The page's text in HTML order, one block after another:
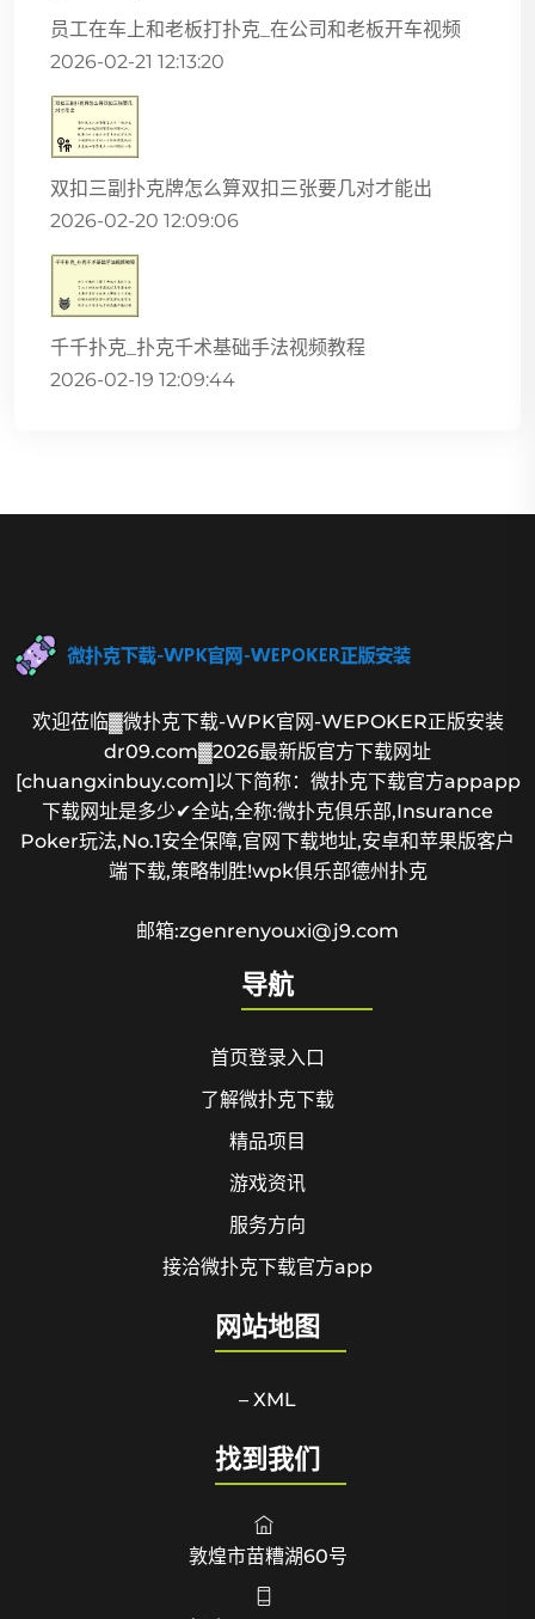
员工在车上和老板打扑克_在公司和老板开车视频
2026-02-21 12:13:20
双扣三副扑克牌怎么算双扣三张要几对才能出
2026-02-20 12:09:06
千千扑克_扑克千术基础手法视频教程
2026-02-19 12:09:44
欢迎莅临▓微扑克下载-WPK官网-WEPOKER正版安装
dr09.com▓2026最新版官方下载网址
[chuangxinbuy.com]以下简称：微扑克下载官方appapp
下载网址是多少✔全站,全称:微扑克俱乐部,Insurance
Poker玩法,No.1安全保障,官网下载地址,安卓和苹果版客户
端下载,策略制胜!wpk俱乐部德州扑克
邮箱:zgenrenyouxi@j9.com
导航
首页登录入口
了解微扑克下载
精品项目
游戏资讯
服务方向
接洽微扑克下载官方app
网站地图
– XML
找到我们
敦煌市苗糟湖60号